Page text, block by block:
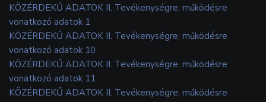
KÖZÉRDEKŰ ADATOK II. Tevékenységre, működésre
vonatkozó adatok 1
KÖZÉRDEKŰ ADATOK II. Tevékenységre, működésre
vonatkozó adatok 10
KÖZÉRDEKŰ ADATOK II. Tevékenységre, működésre
vonatkozó adatok 11
KÖZÉRDEKŰ ADATOK II. Tevékenységre, működésre